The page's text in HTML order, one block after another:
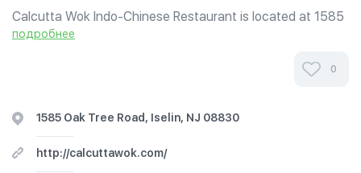
Calcutta Wok Indo-Chinese Restaurant is located at 1585
Oak Tree Road, Iselin, New Jersey, in the Food Court of
подробнее
0
1585 Oak Tree Road, Iselin, NJ 08830
http://calcuttawok.com/